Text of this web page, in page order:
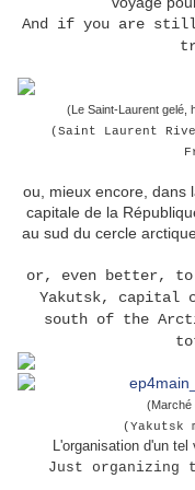
And if you are
(Le Saint-Laurent gelé,
(Saint Laurent
ou, mieux encore, dans
capitale de la
au sud du cercle
or, even better,
Yakutsk, capital
south of the
(Marché
(Yakutsk
L'organisation d'un
Just organizing